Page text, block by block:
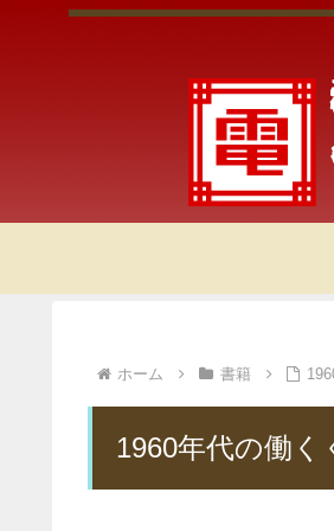
ホーム 書籍
1960年代の働